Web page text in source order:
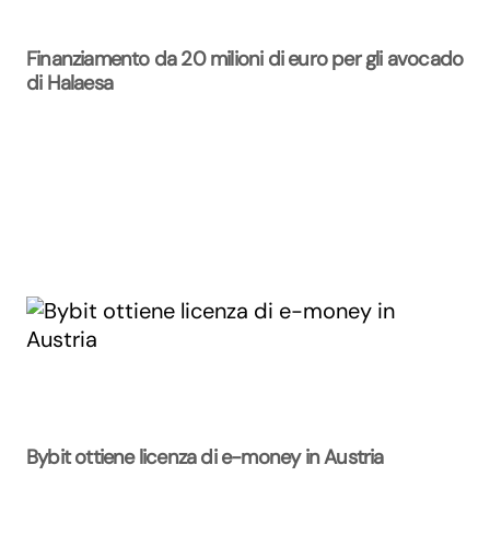
Finanziamento da 20 milioni di euro per gli avocado
di Halaesa
Bybit ottiene licenza di e-money in Austria